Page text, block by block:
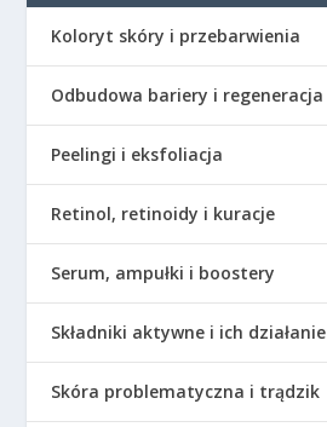
Koloryt skóry i przebarwienia
Odbudowa bariery i regeneracja
Peelingi i eksfoliacja
Retinol, retinoidy i kuracje
Serum, ampułki i boostery
Składniki aktywne i ich działanie
Skóra problematyczna i trądzik